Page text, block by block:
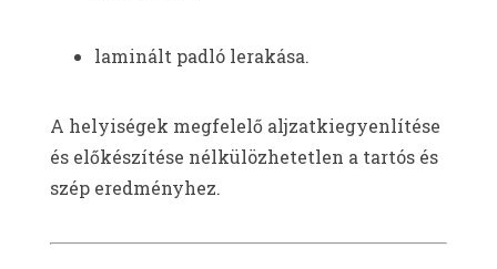
laminált padló lerakása.
A helyiségek megfelelő aljzatkiegyenlítése
és előkészítése nélkülözhetetlen a tartós és
szép eredményhez.